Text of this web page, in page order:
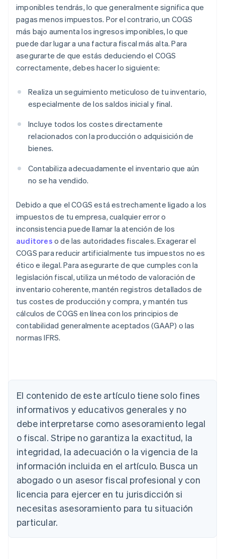
imponibles tendrás, lo que generalmente significa que
pagas menos impuestos. Por el contrario, un COGS
más bajo aumenta los ingresos imponibles, lo que
puede dar lugar a una factura fiscal más alta. Para
asegurarte de que estás deduciendo el COGS
correctamente, debes hacer lo siguiente:
Realiza un seguimiento meticuloso de tu inventario,
especialmente de los saldos inicial y final.
Incluye todos los costes directamente
relacionados con la producción o adquisición de
bienes.
Contabiliza adecuadamente el inventario que aún
no se ha vendido.
Debido a que el COGS está estrechamente ligado a los
impuestos de tu empresa, cualquier error o
inconsistencia puede llamar la atención de los
auditores o de las autoridades fiscales. Exagerar el
COGS para reducir artificialmente tus impuestos no es
ético e ilegal. Para asegurarte de que cumples con la
legislación fiscal, utiliza un método de valoración de
inventario coherente, mantén registros detallados de
tus costes de producción y compra, y mantén tus
cálculos de COGS en línea con los principios de
contabilidad generalmente aceptados (GAAP) o las
normas IFRS.
El contenido de este artículo tiene solo fines
informativos y educativos generales y no
debe interpretarse como asesoramiento legal
o fiscal. Stripe no garantiza la exactitud, la
integridad, la adecuación o la vigencia de la
información incluida en el artículo. Busca un
abogado o un asesor fiscal profesional y con
licencia para ejercer en tu jurisdicción si
necesitas asesoramiento para tu situación
particular.
Alemania
Austria
Bélgica
NederlandsFrançais DeutschEnglish
Brasil
Português
Bulgaria
English
Canadá
EnglishFrançais
China continental
简体中文
Chipre
English
Croacia
Dinamarca